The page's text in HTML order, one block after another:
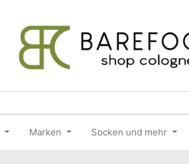
Marken Socken und mehr